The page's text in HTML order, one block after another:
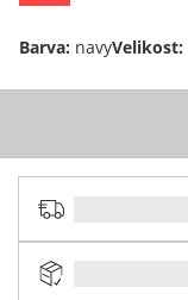
Barva: navyVelikost: